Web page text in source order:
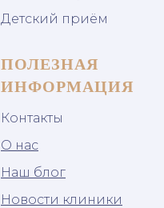
Детский приём
ПОЛЕЗНАЯ
ИНФОРМАЦИЯ
Контакты
О нас
Наш блог
Новости клиники